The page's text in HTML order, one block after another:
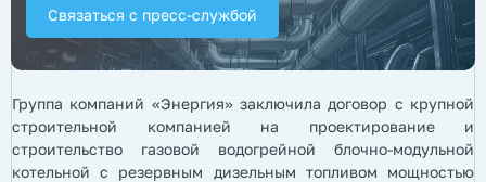
Связаться с пресс-службой
Группа компаний «Энергия» заключила договор с крупной
строительной компанией на проектирование и
строительство газовой водогрейной блочно-модульной
котельной с резервным дизельным топливом мощностью